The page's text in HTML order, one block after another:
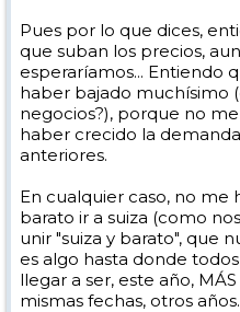
llamamos sube la demanda y
pero volvemos a lo mismo, que
no discutamos y dejemos que
Pues por lo que dices,
que suban los precios,
esperaríamos... Entiendo
haber bajado muchísimo
negocios?), porque no
haber crecido la
anteriores.
En cualquier caso, no me
barato ir a suiza (como
unir "suiza y barato", que
es algo hasta donde
llegar a ser, este año,
mismas fechas, otros años.